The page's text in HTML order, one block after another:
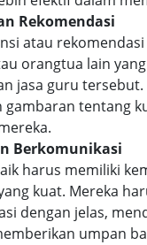
Rekomendasi
atau
orangtua lain
jasa guru
gambaran tentang
Berkomunikasi
harus memiliki
kuat. Mereka
dengan jelas,
umpan